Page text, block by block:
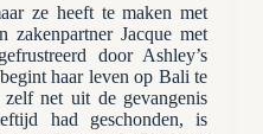
ze heeft te maken met
zakenpartner Jacque met
door Ashley’s
haar leven op Bali te
net uit de gevangenis
had geschonden, is